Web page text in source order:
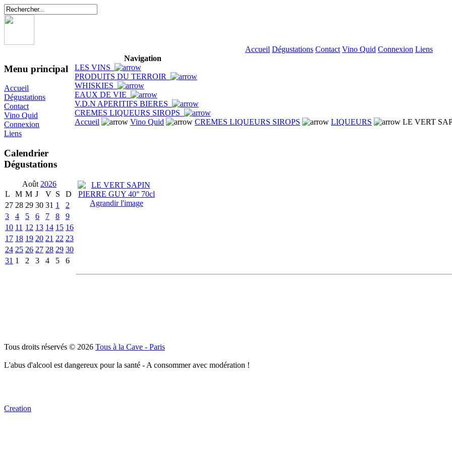
Accueil Dégustations Contact Vino Quid Connexion Liens
Menu principal
Accueil
Dégustations
Contact
Vino Quid
Connexion
Liens
Calendrier
Dégustations
Août 2026
L
M M J V S
D
27 28 29 30 31 1
2
3
4 5 6 7 8
9
10 11 12 13 14 15 16
17 18 19 20 21 22 23
24 25 26 27 28 29 30
31 1 2 3 4 5 6
Navigation
LES VINS
PRODUITS DU TERROIR
WHISKIES
EAUX DE VIE
V.D.N APERITIFS BIERES
CREMES LIQUEURS SIROPS
Accueil
Vino Quid CREMES LIQUEURS SIROPS LIQUEURS LE VERT
Agrandir l'image
Tous droits réservés © 2026 Tous à la Cave - Paris
L'abus d'alcool est dangereux pour la santé - A consommer avec modération !
Creation